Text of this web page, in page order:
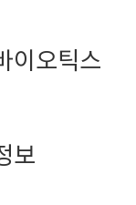
이오틱스
보